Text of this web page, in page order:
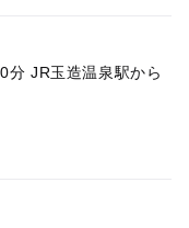
分 JR玉造温泉駅から